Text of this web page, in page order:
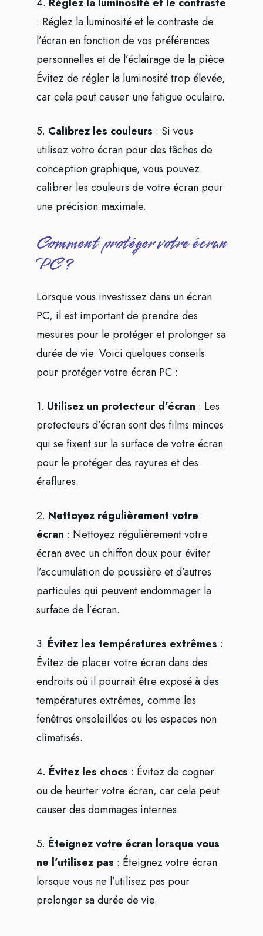
4. Réglez la luminosité et le contraste
: Réglez la luminosité et le contraste de
l’écran en fonction de vos préférences
personnelles et de l’éclairage de la pièce.
Évitez de régler la luminosité trop élevée,
car cela peut causer une fatigue oculaire.
5. Calibrez les couleurs : Si vous
utilisez votre écran pour des tâches de
conception graphique, vous pouvez
calibrer les couleurs de votre écran pour
une précision maximale.
Comment protéger votre écran
PC ?
Lorsque vous investissez dans un écran
PC, il est important de prendre des
mesures pour le protéger et prolonger sa
durée de vie. Voici quelques conseils
pour protéger votre écran PC :
1. Utilisez un protecteur d’écran : Les
protecteurs d’écran sont des films minces
qui se fixent sur la surface de votre écran
pour le protéger des rayures et des
éraflures.
2. Nettoyez régulièrement votre
écran : Nettoyez régulièrement votre
écran avec un chiffon doux pour éviter
l’accumulation de poussière et d’autres
particules qui peuvent endommager la
surface de l’écran.
3. Évitez les températures extrêmes :
Évitez de placer votre écran dans des
endroits où il pourrait être exposé à des
températures extrêmes, comme les
fenêtres ensoleillées ou les espaces non
climatisés.
4. Évitez les chocs : Évitez de cogner
ou de heurter votre écran, car cela peut
causer des dommages internes.
5. Éteignez votre écran lorsque vous
ne l’utilisez pas : Éteignez votre écran
lorsque vous ne l’utilisez pas pour
prolonger sa durée de vie.